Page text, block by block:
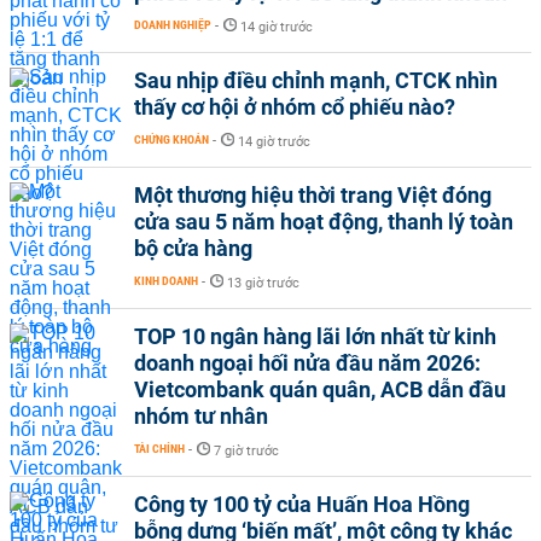
được tạp chí IFM trao tặng
- Tháng 9/202, Ngân hàng OCB được vinh danh ở trong bảng xếp
hạng FAST500 - Top 500 Doanh nghiệp tăng trưởng nhanh nhất
Việt Nam vào năm 2020 và Top 10 Ngân hàng Thương mại Việt
Nam uy tín năm 2020
- tháng 11/2020, OCB tự hào đạt được chứng nhận Thương hiệu
Quốc Gia
- Top 50 thương hiệu nhà tuyển dụng hấp dẫn tại Việt nam vào
năm 2020
- Danh hiệu “Ngân hàng đối tác hàng đầu tại Việt Nam” (Leading
Partner Bank in Vietnam) năm 2020 do ngân hàng Phát triển châu
Á (ADB) trao tặng
- Tháng 11/2020, OCB được vinh danh trong top 10 Doanh nghiệp
có Thương vụ M&A và Đầu tư tiêu biểu 2019 - 2020 với việc phát
hành thành công 15% cổ phần cho ngân hàng Nhật Bản
- OVB được Forbes xếp hạng thứ 4 trong 10 ngân hàng TMCP tại
Việt Nam về việc kinh doanh hiệu quả nhất trên thị trường
Xem thêm:Lãi suất ngân hàng SeABank
Lịch làm việc giờ hành chính của ngân hàng OCB
Theo ghi nhận mới nhất, lịch làm việc tại tất cả các chi nhánh
phòng giao dịch trên toàn hệ thống ngân hàng Phương Đông
được thống nhất từ thứ Hai đến sáng thứ Bảy mỗi tuần. Cụ thể:
- Giờ làm việc của ngân hàng Phương Đông từ thứ Hai đến thứ 6
DOANH NGHIỆP - 14 giờ trước
Sau nhịp điều chỉnh mạnh, CTCK nhìn
thấy cơ hội ở nhóm cổ phiếu nào?
CHỨNG KHOÁN - 14 giờ trước
Một thương hiệu thời trang Việt đóng
cửa sau 5 năm hoạt động, thanh lý toàn
bộ cửa hàng
KINH DOANH - 13 giờ trước
TOP 10 ngân hàng lãi lớn nhất từ kinh
doanh ngoại hối nửa đầu năm 2026:
Vietcombank quán quân, ACB dẫn đầu
nhóm tư nhân
TÀI CHÍNH - 7 giờ trước
Công ty 100 tỷ của Huấn Hoa Hồng
bỗng dưng ‘biến mất’, một công ty khác